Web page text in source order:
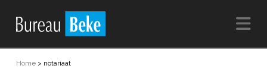
Home> notariaat